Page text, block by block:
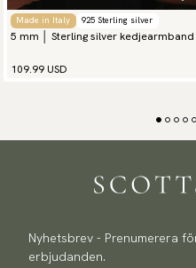
Made in Italy 925 Sterling silver
5 mm │ Sterling silver kedjearmband
109.99 USD
Nyhetsbrev - Prenumerera
erbjudanden.